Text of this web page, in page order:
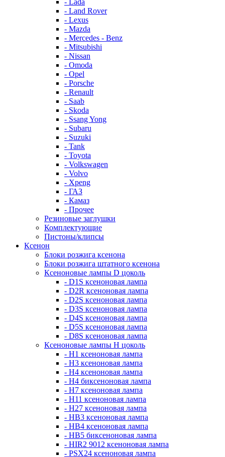
- Lada
- Land Rover
- Lexus
- Mazda
- Mercedes - Benz
- Mitsubishi
- Nissan
- Omoda
- Opel
- Porsche
- Renault
- Saab
- Skoda
- Ssang Yong
- Subaru
- Suzuki
- Tank
- Toyota
- Volkswagen
- Volvo
- Xpeng
- ГАЗ
- Камаз
- Прочее
Резиновые заглушки
Комплектующие
Пистоны/клипсы
Ксенон
Блоки розжига ксенона
Блоки розжига штатного ксенона
Ксеноновые лампы D цоколь
- D1S ксеноновая лампа
- D2R ксеноновая лампа
- D2S ксеноновая лампа
- D3S ксеноновая лампа
- D4S ксеноновая лампа
- D5S ксеноновая лампа
- D8S ксеноновая лампа
Ксеноновые лампы Н цоколь
- H1 ксеноновая лампа
- H3 ксеноновая лампа
- H4 ксеноновая лампа
- H4 биксеноновая лампа
- H7 ксеноновая лампа
- H11 ксеноновая лампа
- H27 ксеноновая лампа
- HB3 ксеноновая лампа
- HB4 ксеноновая лампа
- HB5 биксеноновая лампа
- HIR2 9012 ксеноновая лампа
- PSX24 ксеноновая лампа